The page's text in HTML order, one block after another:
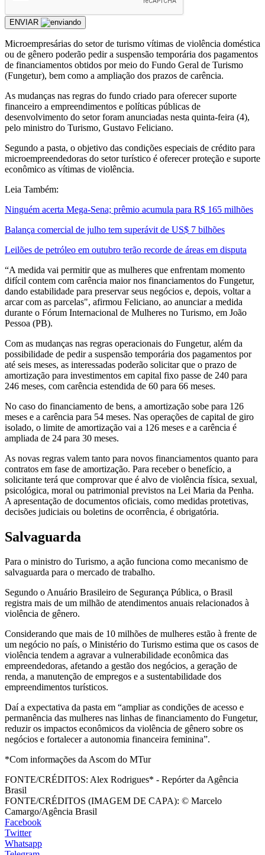
ENVIAR
Microempresárias do setor de turismo vítimas de violência doméstica
ou de gênero poderão pedir a suspensão temporária dos pagamentos
de financiamentos obtidos por meio do Fundo Geral de Turismo
(Fungetur), bem como a ampliação dos prazos de carência.
As mudanças nas regras do fundo criado para oferecer suporte
financeiro a empreendimentos e políticas públicas de
desenvolvimento do setor foram anunciadas nesta quinta-feira (4),
pelo ministro do Turismo, Gustavo Feliciano.
Segundo a pasta, o objetivo das condições especiais de crédito para
microempreendedoras do setor turístico é oferecer proteção e suporte
econômico as vítimas de violência.
Leia Também:
Ninguém acerta Mega-Sena; prêmio acumula para R$ 165 milhões
Balança comercial de julho tem superávit de US$ 7 bilhões
Leilões de petróleo em outubro terão recorde de áreas em disputa
“A medida vai permitir que as mulheres que enfrentam momento
difícil contem com carência maior nos financiamentos do Fungetur,
dando estabilidade para preservar seus negócios e, depois, voltar a
arcar com as parcelas", afirmou Feliciano, ao anunciar a medida
durante o Fórum Internacional de Mulheres no Turismo, em João
Pessoa (PB).
Com as mudanças nas regras operacionais do Fungetur, além da
possibilidade de pedir a suspensão temporária dos pagamentos por
até seis meses, as interessadas poderão solicitar que o prazo de
amortização para investimentos em capital fixo passe de 240 para
246 meses, com carência estendida de 60 para 66 meses.
No caso do financiamento de bens, a amortização sobe para 126
meses e a carência para 54 meses. Nas operações de capital de giro
isolado, o limite de amortização vai a 126 meses e a carência é
ampliada de 24 para 30 meses.
As novas regras valem tanto para novos financiamentos quanto para
contratos em fase de amortização. Para receber o benefício, a
solicitante terá que comprovar que é alvo de violência física, sexual,
psicológica, moral ou patrimonial previstos na Lei Maria da Penha.
A apresentação de documentos oficiais, como medidas protetivas,
decisões judiciais ou boletins de ocorrência, é obrigatória.
Salvaguarda
Para o ministro do Turismo, a ação funciona como mecanismo de
salvaguarda para o mercado de trabalho.
Segundo o Anuário Brasileiro de Segurança Pública, o Brasil
registra mais de um milhão de atendimentos anuais relacionados à
violência de gênero.
Considerando que mais de 10 milhões de mulheres estão à frente de
um negócio no país, o Ministério do Turismo estima que os casos de
violência tendem a agravar a vulnerabilidade econômica das
empreendedoras, afetando a gestão dos negócios, a geração de
renda, a manutenção de empregos e a sustentabilidade dos
empreendimentos turísticos.
Daí a expectativa da pasta em “ampliar as condições de acesso e
permanência das mulheres nas linhas de financiamento do Fungetur,
reduzir os impactos econômicos da violência de gênero sobre os
negócios e fortalecer a autonomia financeira feminina”.
*Com informações da Ascom do MTur
FONTE/CRÉDITOS: Alex Rodrigues* - Repórter da Agência
Brasil
FONTE/CRÉDITOS (IMAGEM DE CAPA): © Marcelo
Camargo/Agência Brasil
Facebook
Twitter
Whatsapp